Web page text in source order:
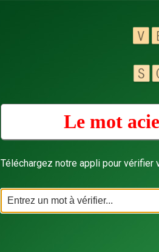
Le mot
Téléchargez notre appli pour vérifier